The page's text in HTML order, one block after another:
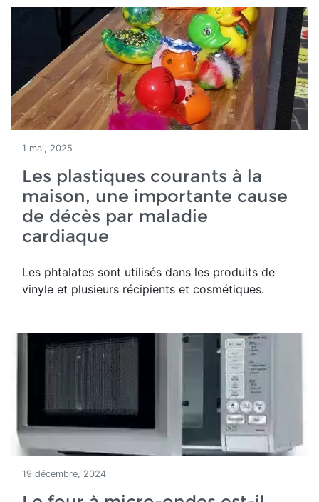
1 mai, 2025
Les plastiques courants à la
maison, une importante cause
de décès par maladie
cardiaque
Les phtalates sont utilisés dans les produits de
vinyle et plusieurs récipients et cosmétiques.
19 décembre, 2024